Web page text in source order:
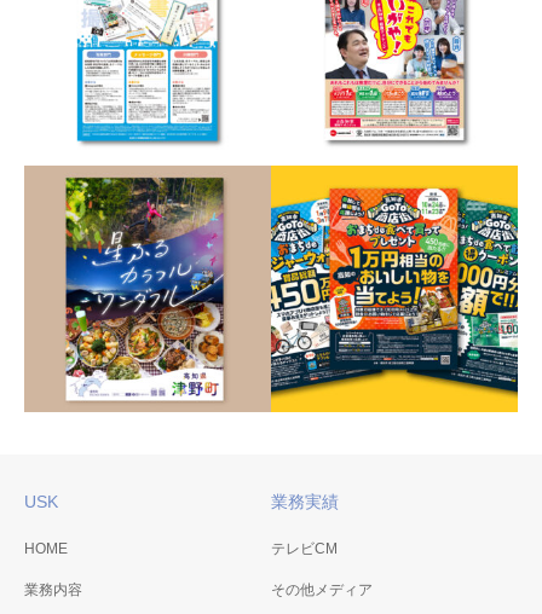
令和3年度 公共交通利用
促進啓発事業委託業務
令和3年度健康づくり啓発
事業委託業務
業務
高知市GoTo商店街キャン
USK
HOME
業務内容
業務実績
テレビCM
その他メディア